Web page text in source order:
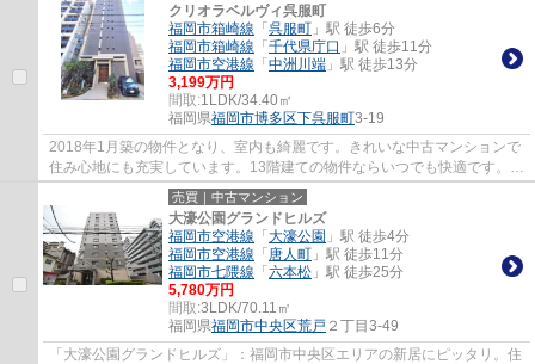
クリオラベルヴィ呉服町
福岡市箱崎線 「 呉服町 」駅 徒歩6分
福岡市箱崎線 「 千代県庁口 」駅 徒歩11分
福岡市空港線 「 中洲川端 」駅 徒歩13分
3,199万円
間取:1LDK/34.40㎡
福岡県福岡市博多区下呉服町3-19
2018年1月築の物件となり、室内も綺麗です。きれいな中古マンションで
住み心地にも充実しています。13階建ての物件ならいつでも快適です。エ
レベーター付きの物件なので、重い荷物を運...
売買｜中古マンション
大濠公園グランドヒルズ
福岡市空港線 「 大濠公園 」駅 徒歩4分
福岡市空港線 「 唐人町 」駅 徒歩11分
福岡市七隈線 「 六本松 」駅 徒歩25分
5,780万円
間取:3LDK/70.11㎡
福岡県福岡市中央区荒戸 ２丁目3-49
「大濠公園グランドヒルズ」：福岡市中央区エリアの新居にピッタリ。住